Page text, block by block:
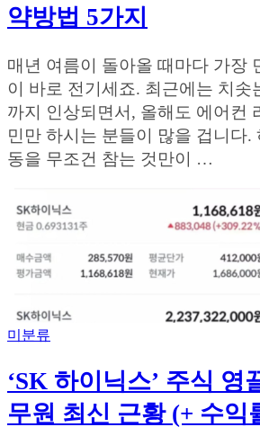
약방법 5가지
매년 여름이 돌아올 때마다 가장
이 바로 전기세죠. 최근에는 치솟
까지 인상되면서, 올해도 에어컨
민만 하시는 분들이 많을 겁니다.
동을 무조건 참는 것만이 …
미분류
‘SK 하이닉스’ 주식 영
무원 최신 근황 (+ 수익